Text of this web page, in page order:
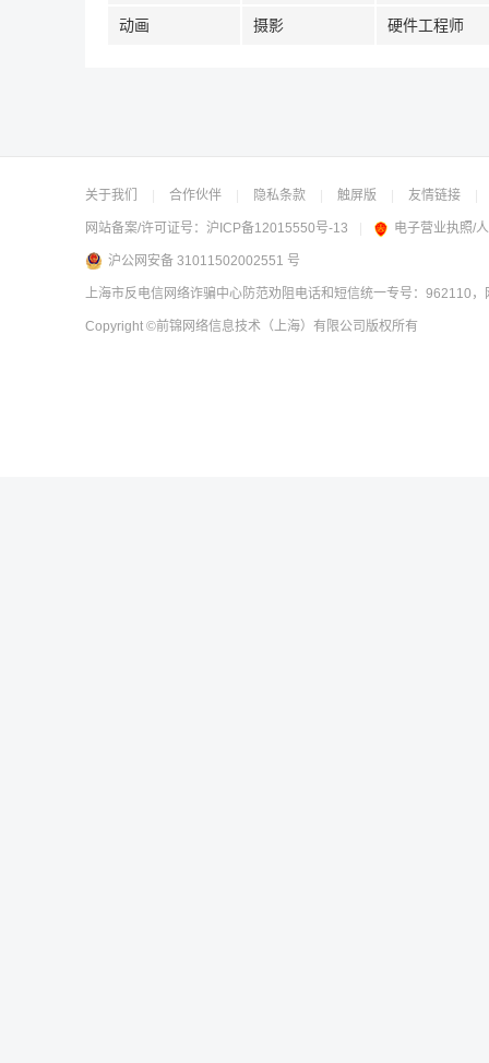
动画 摄影 硬件工程师
关于我们 合作伙伴 隐私条款 触屏版 友情链接
网站备案/许可证号： 沪ICP备12015550号-13 电子营业执照/
沪公网安备 31011502002551 号
上海市反电信网络诈骗中心防范劝阻电话和短信统一专号：962110
Copyright ©前锦网络信息技术（上海）有限公司 版权所有